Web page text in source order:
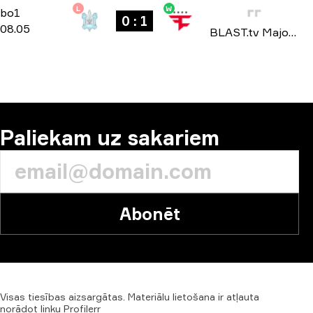
bo1 Challengers Stage-bo1
08.05
L
0 : 1
W
BLAST.tv Major: Paris 2023
Paliekam uz sakariem
Abonēt
Visas tiesības aizsargātas. Materiālu lietošana ir atļauta
norādot linku Profilerr